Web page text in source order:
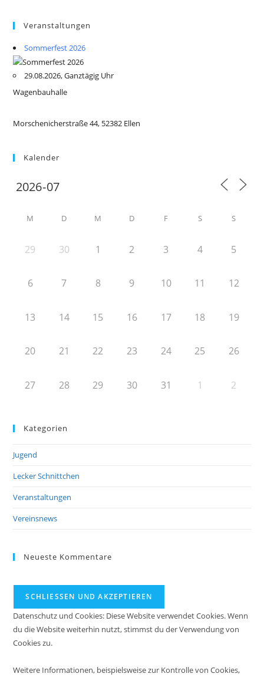
Veranstaltungen
Sommerfest 2026
29.08.2026, Ganztägig Uhr
Wagenbauhalle
Morschenicherstraße 44, 52382 Ellen
Kalender
M D M D F S S
29 30 1 2 3 4 5
6 7 8 9 10 11 12
13 14 15 16 17 18 19
20 21 22 23 24 25 26
27 28 29 30 31 1 2
Kategorien
Jugend
Lecker Schnittchen
Veranstaltungen
Vereinsnews
Neueste Kommentare
Datenschutz und Cookies: Diese Website verwendet Cookies. Wenn
du die Website weiterhin nutzt, stimmst du der Verwendung von
Cookies zu.
Weitere Informationen, beispielsweise zur Kontrolle von Cookies,